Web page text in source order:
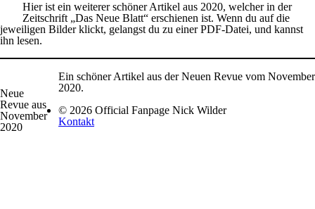
Hier ist ein weiterer schöner Artikel aus 2020, welcher in der
Zeitschrift „Das Neue Blatt“ erschienen ist. Wenn du auf die
jeweiligen Bilder klickt, gelangst du zu einer PDF-Datei, und kannst
ihn lesen.
Neue
Revue aus
November
2020
Ein schöner Artikel aus der Neuen Revue vom November
2020.
© 2026 Official Fanpage Nick Wilder
Kontakt